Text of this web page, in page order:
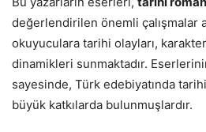
değerlendirilen önemli çalışmalar
okuyuculara tarihi olayları,
dinamikleri sunmaktadır.
sayesinde, Türk edebiyatında
büyük katkılarda bulunmuşlardır.